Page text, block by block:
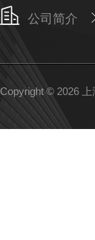
公司简介
Copyright © 2026